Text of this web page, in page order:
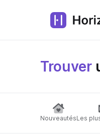
Trouver
NouveautésLes